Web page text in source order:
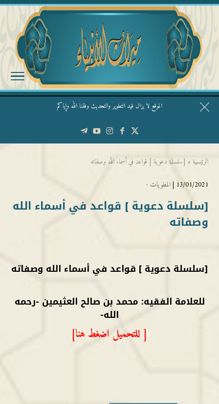
الموقع لا يزال قيد التطوير والتحديث وفقنا الله وإياكم
قال الشيخ ربيع وفقه الله: نحن ليس عندنا تقديس الأشخاص
الرئيسية » [سلسلة دعوية ] قواعد في أسماء الله وصفاته
13/01/2021 | المطويات -
[سلسلة دعوية ] قواعد في أسماء الله
وصفاته
[سلسلة دعوية ] قواعد في أسماء الله وصفاته
للعلامة الفقيه: محمد بن صالح العثيمين -رحمه
الله-
[ للتحميل اضغط هنا]